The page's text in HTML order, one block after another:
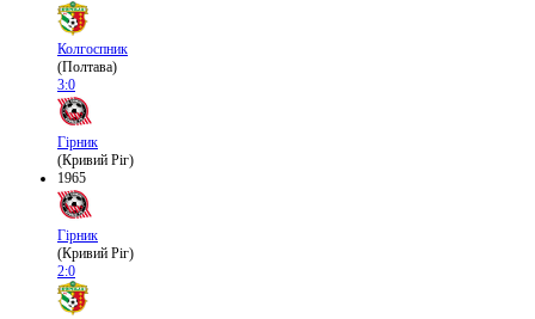
Колгоспник
(Полтава)
3:0
Гірник
(Кривий Ріг)
1965
Гірник
(Кривий Ріг)
2:0